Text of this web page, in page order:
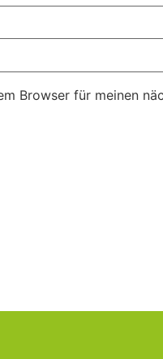
Browser für meinen